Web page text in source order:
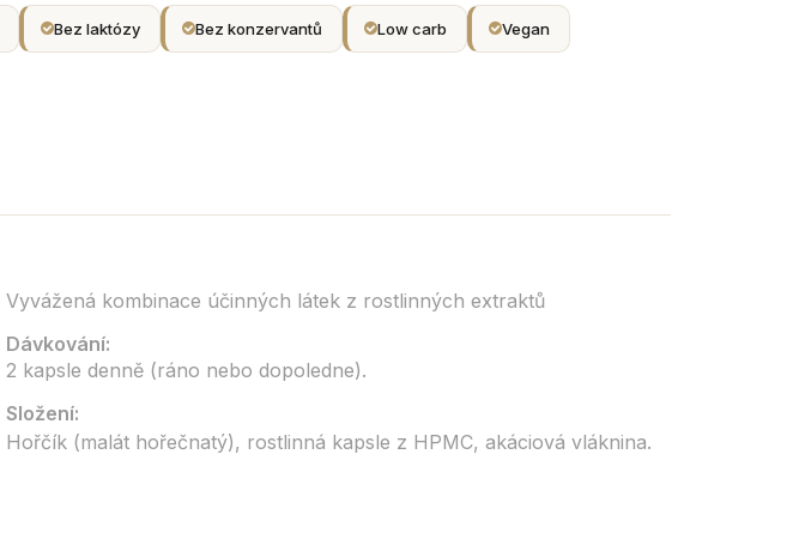
Bez laktózy Bez konzervantů Low carb Vegan
Vyvážená kombinace účinných látek z rostlinných extraktů
Dávkování:
2 kapsle denně (ráno nebo dopoledne).
Složení:
Hořčík (malát hořečnatý), rostlinná kapsle z HPMC, akáciová vláknina.